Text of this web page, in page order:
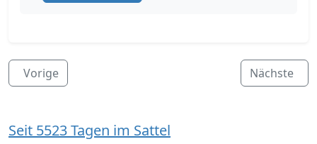
Vorige Nächste
Seit 5523 Tagen im Sattel